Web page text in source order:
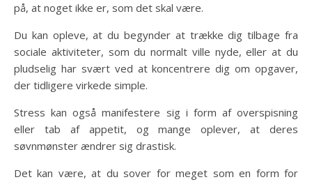
på, at noget ikke er, som det skal være.
Du kan opleve, at du begynder at trække dig tilbage fra
sociale aktiviteter, som du normalt ville nyde, eller at du
pludselig har svært ved at koncentrere dig om opgaver,
der tidligere virkede simple.
Stress kan også manifestere sig i form af overspisning
eller tab af appetit, og mange oplever, at deres
søvnmønster ændrer sig drastisk.
Det kan være, at du sover for meget som en form for